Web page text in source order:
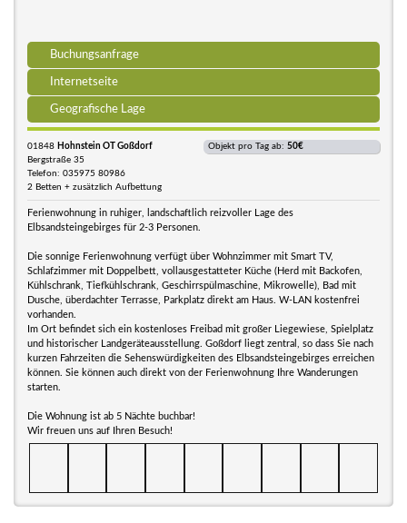
Buchungsanfrage
Internetseite
Geografische Lage
01848 Hohnstein OT Goßdorf
Bergstraße 35
Telefon: 035975 80986
2 Betten + zusätzlich Aufbettung
Objekt pro Tag ab: 50€
Ferienwohnung in ruhiger, landschaftlich reizvoller Lage des
Elbsandsteingebirges für 2-3 Personen.
Die sonnige Ferienwohnung verfügt über Wohnzimmer mit Smart TV,
Schlafzimmer mit Doppelbett, vollausgestatteter Küche (Herd mit Backofen,
Kühlschrank, Tiefkühlschrank, Geschirrspülmaschine, Mikrowelle), Bad mit
Dusche, überdachter Terrasse, Parkplatz direkt am Haus. W-LAN kostenfrei
vorhanden.
Im Ort befindet sich ein kostenloses Freibad mit großer Liegewiese, Spielplatz
und historischer Landgeräteausstellung. Goßdorf liegt zentral, so dass Sie nach
kurzen Fahrzeiten die Sehenswürdigkeiten des Elbsandsteingebirges erreichen
können. Sie können auch direkt von der Ferienwohnung Ihre Wanderungen
starten.
Die Wohnung ist ab 5 Nächte buchbar!
Wir freuen uns auf Ihren Besuch!